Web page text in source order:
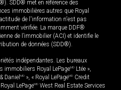
SDD® met en référence des
immobilières autres que Royal
de l'information n'est pas
vérifiée. La marque DDF®
de l’immobilier (ACI) et identifie le
de données (SDD®).
indépendantes. Les bureaux
immobiliers Royal LePageMD Ltée »,
Daniel MD », « Royal LePageMD Credit
LePageMD West Real Estate Services